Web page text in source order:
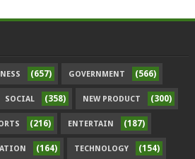
(657) GOVERNMENT (566)
SOCIAL (358) NEW PRODUCT (300)
(216) ENTERTAIN (187)
(164) TECHNOLOGY (154)